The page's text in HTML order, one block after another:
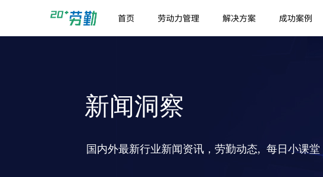
首页 劳动力管理 解决方案 成功案例
国内外最新行业新闻资讯，劳勤动态, 每日小课堂
新闻洞察